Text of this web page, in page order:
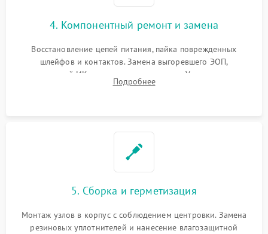
4. Компонентный ремонт и замена
Восстановление цепей питания, пайка поврежденных
шлейфов и контактов. Замена выгоревшего ЭОП,
неисправной ИК-подсветки или матрицы. Ультразвуковая
очистка плат и удаление загрязнений с линз объектива и
Подробнее
5. Сборка и герметизация
Монтаж узлов в корпус с соблюдением центровки. Замена
резиновых уплотнителей и нанесение влагозащитной